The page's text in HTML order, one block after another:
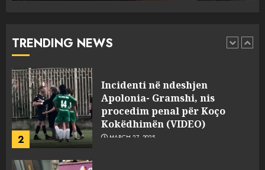
TRENDING NEWS
1
pasuri të pajustifikuar
2
Incidenti në ndeshjen
Apolonia- Gramshi, nis
procedim penal për Koço
Kokëdhimën (VIDEO)
MARCH 27, 2025